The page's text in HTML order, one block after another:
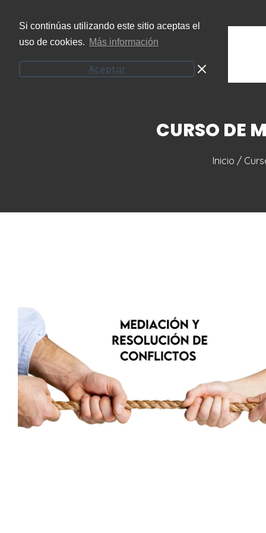
Si continúas utilizando este sitio aceptas el
uso de cookies. Más información
Aceptar
CURSO DE
Inicio /